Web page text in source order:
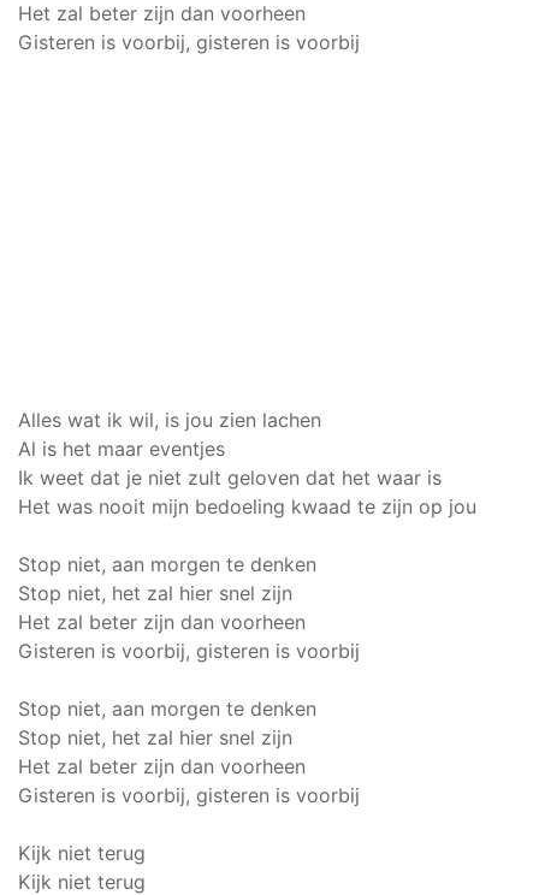
Het zal beter zijn dan voorheen
Gisteren is voorbij, gisteren is voorbij
Alles wat ik wil, is jou zien lachen
Al is het maar eventjes
Ik weet dat je niet zult geloven dat het waar is
Het was nooit mijn bedoeling kwaad te zijn op jou
Stop niet, aan morgen te denken
Stop niet, het zal hier snel zijn
Het zal beter zijn dan voorheen
Gisteren is voorbij, gisteren is voorbij
Stop niet, aan morgen te denken
Stop niet, het zal hier snel zijn
Het zal beter zijn dan voorheen
Gisteren is voorbij, gisteren is voorbij
Kijk niet terug
Kijk niet terug